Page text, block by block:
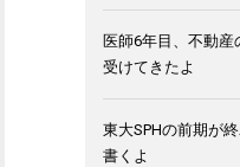
医師6年目、不動
受けてきたよ
東大SPHの前期が
書くよ